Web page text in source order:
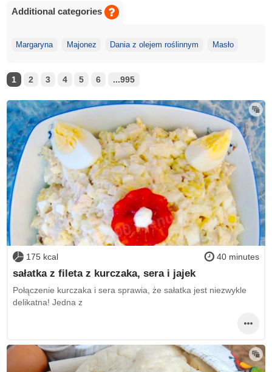
Additional categories
Margaryna Majonez Dania z olejem roślinnym Masło
1 2 3 4 5 6 ...995
175 kcal 40 minutes
sałatka z fileta z kurczaka, sera i jajek
Połączenie kurczaka i sera sprawia, że sałatka jest niezwykle
delikatna! Jedna z